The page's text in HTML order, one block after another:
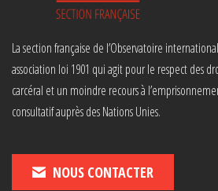
La section française de l’Observatoire
association loi 1901 qui agit pour le respect des
carcéral et un moindre recours à
consultatif auprès des Nations Unies.
NOUS CONTACTER